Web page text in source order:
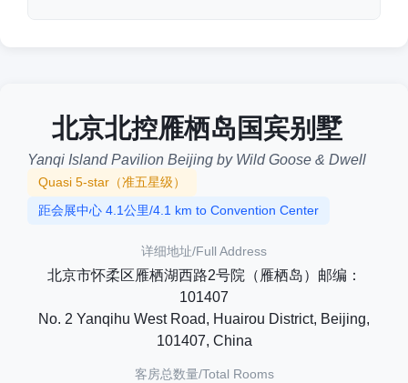
北京北控雁栖岛国宾别墅
Yanqi Island Pavilion Beijing by Wild Goose & Dwell
Quasi 5-star（准五星级）
距会展中心 4.1公里/4.1 km to Convention Center
详细地址/Full Address
北京市怀柔区雁栖湖西路2号院（雁栖岛）邮编：
101407
No. 2 Yanqihu West Road, Huairou District, Beijing,
101407, China
客房总数量/Total Rooms